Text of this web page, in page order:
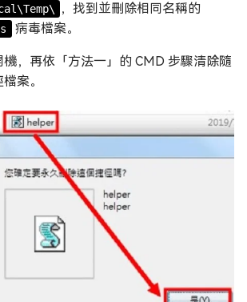
，找到並刪除相同名稱的
病毒檔案。
機，再依「方法一」的 CMD 步驟清除隨
案。